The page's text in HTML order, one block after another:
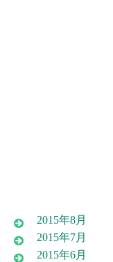
2015年8月
2015年7月
2015年6月